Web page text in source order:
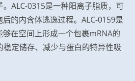
ALC-0315是一种阳离子脂质，可
的内含体逃逸过程。ALC-0159是
在空间上形成一个包裹mRNA的
稳定储存、减少与蛋白的特异性吸